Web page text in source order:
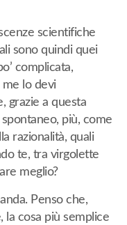
scientifiche
sono quindi quei
complicata,
me lo devi
grazie a questa
più, come
razionalità, quali
te, tra virgolette
meglio?
Penso che,
la cosa più semplice